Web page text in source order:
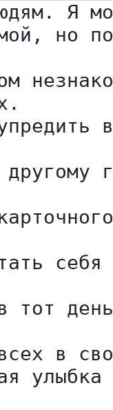
Я
но
тот
в